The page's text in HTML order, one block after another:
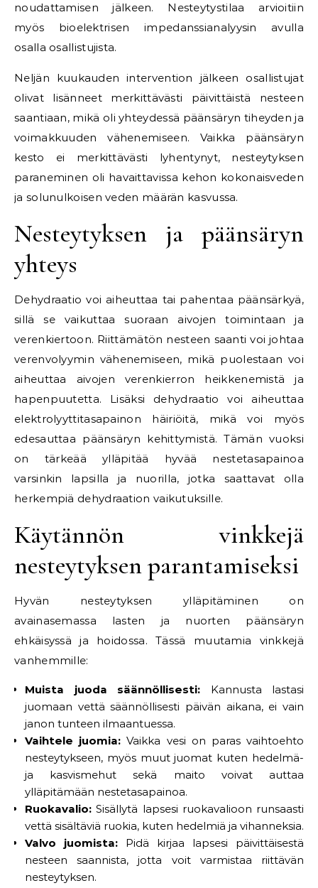
noudattamisen jälkeen. Nesteytystilaa arvioitiin
myös bioelektrisen impedanssianalyysin avulla
osalla osallistujista.
Neljän kuukauden intervention jälkeen osallistujat
olivat lisänneet merkittävästi päivittäistä nesteen
saantiaan, mikä oli yhteydessä päänsäryn tiheyden ja
voimakkuuden vähenemiseen. Vaikka päänsäryn
kesto ei merkittävästi lyhentynyt, nesteytyksen
paraneminen oli havaittavissa kehon kokonaisveden
ja solunulkoisen veden määrän kasvussa.
Nesteytyksen ja päänsäryn
yhteys
Dehydraatio voi aiheuttaa tai pahentaa päänsärkyä,
sillä se vaikuttaa suoraan aivojen toimintaan ja
verenkiertoon. Riittämätön nesteen saanti voi johtaa
verenvolyymin vähenemiseen, mikä puolestaan voi
aiheuttaa aivojen verenkierron heikkenemistä ja
hapenpuutetta. Lisäksi dehydraatio voi aiheuttaa
elektrolyyttitasapainon häiriöitä, mikä voi myös
edesauttaa päänsäryn kehittymistä. Tämän vuoksi
on tärkeää ylläpitää hyvää nestetasapainoa
varsinkin lapsilla ja nuorilla, jotka saattavat olla
herkempiä dehydraation vaikutuksille.
Käytännön vinkkejä
nesteytyksen parantamiseksi
Hyvän nesteytyksen ylläpitäminen on
avainasemassa lasten ja nuorten päänsäryn
ehkäisyssä ja hoidossa. Tässä muutamia vinkkejä
vanhemmille:
Muista juoda säännöllisesti: Kannusta lastasi
juomaan vettä säännöllisesti päivän aikana, ei vain
janon tunteen ilmaantuessa.
Vaihtele juomia: Vaikka vesi on paras vaihtoehto
nesteytykseen, myös muut juomat kuten hedelmä-
ja kasvismehut sekä maito voivat auttaa
ylläpitämään nestetasapainoa.
Ruokavalio: Sisällytä lapsesi ruokavalioon runsaasti
vettä sisältäviä ruokia, kuten hedelmiä ja vihanneksia.
Valvo juomista: Pidä kirjaa lapsesi päivittäisestä
nesteen saannista, jotta voit varmistaa riittävän
nesteytyksen.